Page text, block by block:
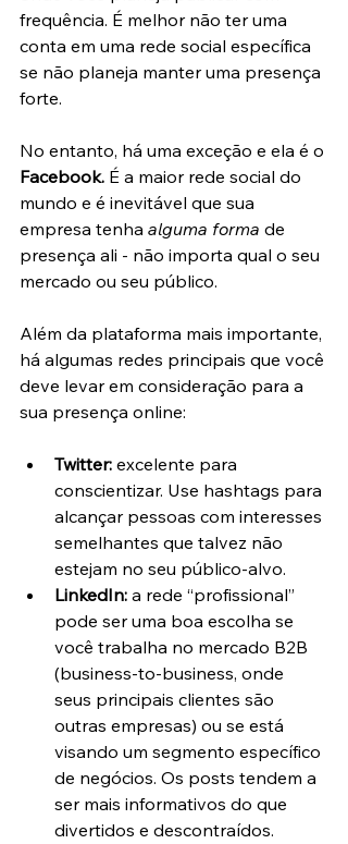
frequência. É melhor não ter uma
conta em uma rede social específica
se não planeja manter uma presença
forte.
No entanto, há uma exceção e ela é o
Facebook. É a maior rede social do
mundo e é inevitável que sua
empresa tenha alguma forma de
presença ali - não importa qual o seu
mercado ou seu público.
Além da plataforma mais importante,
há algumas redes principais que você
deve levar em consideração para a
sua presença online:
Twitter: excelente para
conscientizar. Use hashtags para
alcançar pessoas com interesses
semelhantes que talvez não
estejam no seu público-alvo.
LinkedIn: a rede “profissional”
pode ser uma boa escolha se
você trabalha no mercado B2B
(business-to-business, onde
seus principais clientes são
outras empresas) ou se está
visando um segmento específico
de negócios. Os posts tendem a
ser mais informativos do que
divertidos e descontraídos.